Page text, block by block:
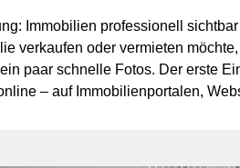
Immobilien professionell
verkaufen oder vermieten
paar schnelle Fotos. Der erste
– auf Immobilienportalen,